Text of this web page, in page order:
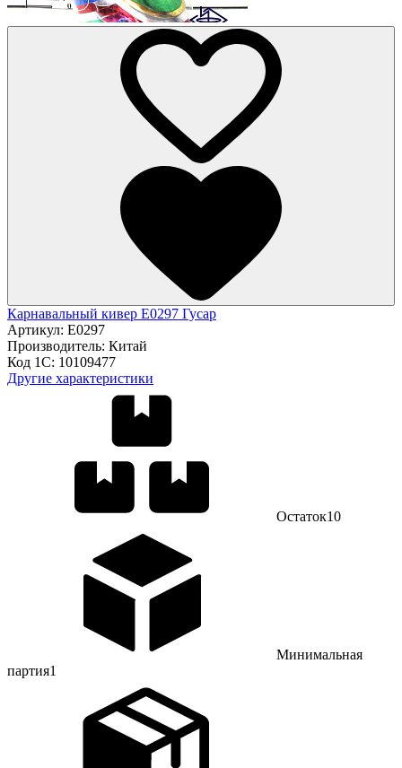
Карнавальный кивер E0297 Гусар
Артикул: E0297
Производитель: Китай
Код 1С: 10109477
Другие характеристики
Остаток10
Минимальная
партия1